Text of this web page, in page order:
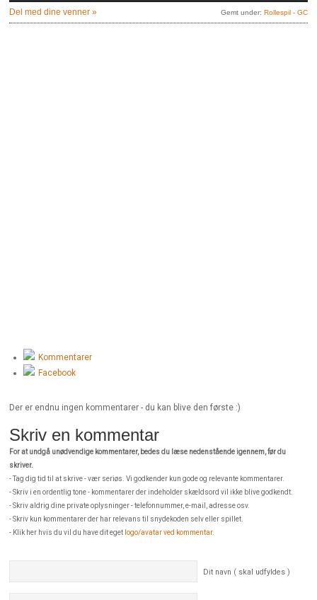
Del med dine venner » Gemt under: Rollespil - GC
Kommentarer
Facebook
Der er endnu ingen kommentarer - du kan blive den første :)
Skriv en kommentar
For at undgå unødvendige kommentarer, bedes du læse nedenstående igennem, før du
skriver.
- Tag dig tid til at skrive - vær seriøs. Vi godkender kun gode og relevante kommentarer.
- Skriv i en ordentlig tone - kommentarer der indeholder skældsord vil ikke blive godkendt.
- Skriv aldrig dine private oplysninger - telefonnummer, e-mail, adresse osv.
- Skriv kun kommentarer der har relevans til snydekoden selv eller spillet.
- Klik her hvis du vil du have dit eget logo/avatar ved kommentar.
Dit navn ( skal udfyldes )